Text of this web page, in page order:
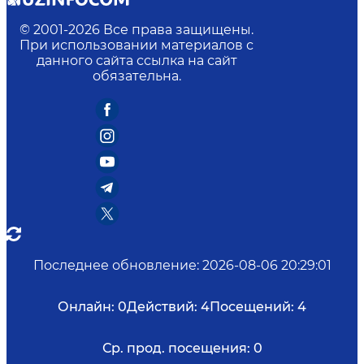
© 2001-2026 Все права защищены.
При использовании материалов с
данного сайта ссылка на сайт
обязательна.
Последнее обновление: 2026-08-06 20:29:01
Онлайн: 0Действий: 4Посещений: 4
Ср. прод. посещения: 0